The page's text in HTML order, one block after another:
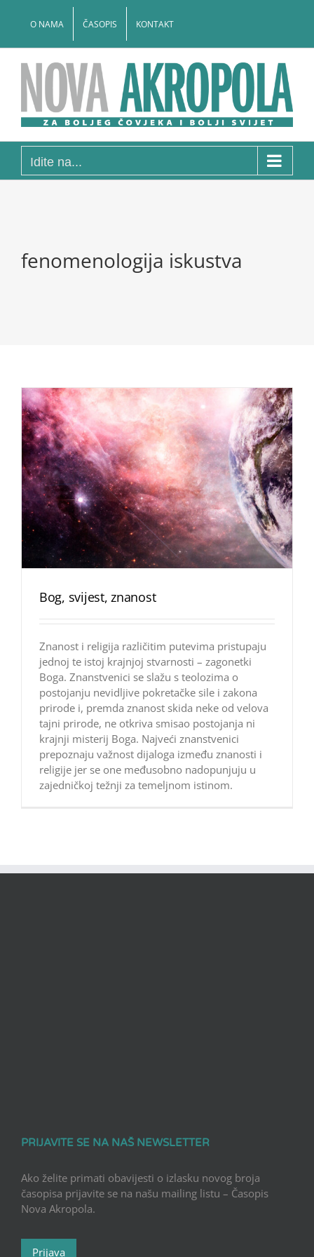
O NAMA ČASOPIS KONTAKT
Idite na...
fenomenologija iskustva
Bog, svijest, znanost
Znanost i religija različitim putevima pristupaju
jednoj te istoj krajnjoj stvarnosti – zagonetki
Boga. Znanstvenici se slažu s teolozima o
postojanju nevidljive pokretačke sile i zakona
prirode i, premda znanost skida neke od velova
tajni prirode, ne otkriva smisao postojanja ni
krajnji misterij Boga. Najveći znanstvenici
prepoznaju važnost dijaloga između znanosti i
religije jer se one međusobno nadopunjuju u
zajedničkoj težnji za temeljnom istinom.
PRIJAVITE SE NA NAŠ NEWSLETTER
Ako želite primati obavijesti o izlasku novog broja
časopisa prijavite se na našu mailing listu – Časopis
Nova Akropola.
Prijava